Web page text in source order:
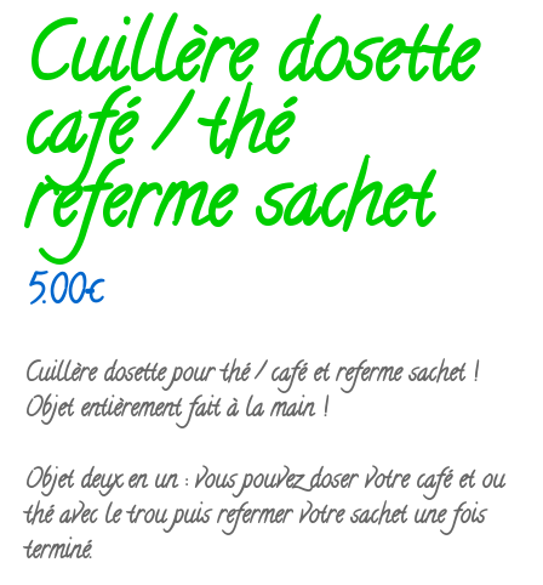
Cuillère dosette
café / thé
referme sachet
5.00€
Cuillère dosette pour thé / café et referme sachet !
Objet entièrement fait à la main !
Objet deux en un : vous pouvez doser votre café et ou
thé avec le trou puis refermer votre sachet une fois
terminé.